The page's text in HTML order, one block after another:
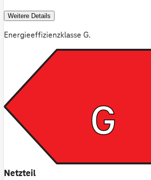
Weitere Details
Energieeffizienzklasse G.
G
Netzteil